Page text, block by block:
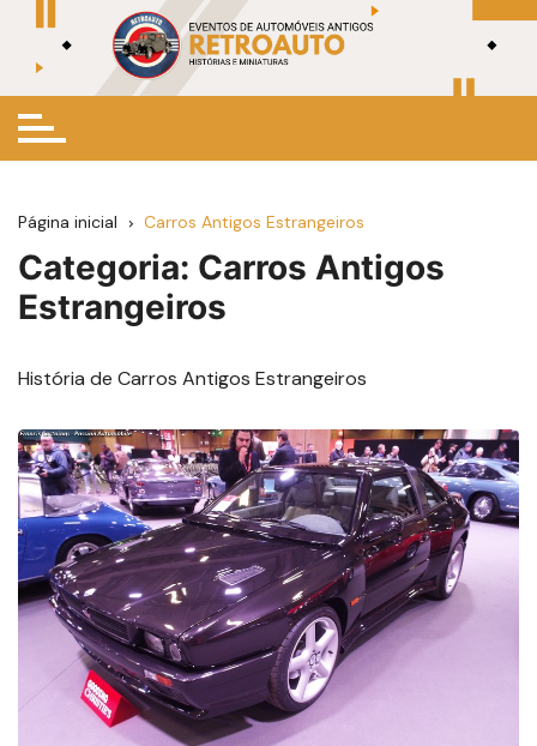
conteúdo
Página inicial Carros Antigos Estrangeiros
Categoria: Carros Antigos
Estrangeiros
História de Carros Antigos Estrangeiros